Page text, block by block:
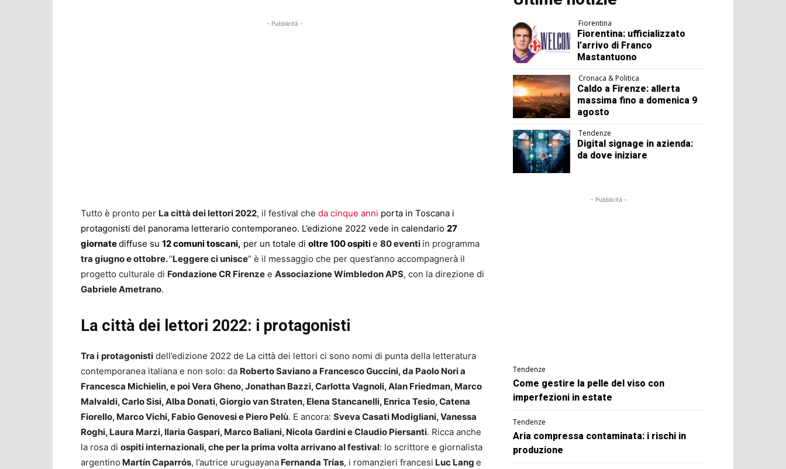
- Pubblicità -
Tutto è pronto per La città dei lettori 2022, il festival che da cinque anni porta in Toscana i
protagonisti del panorama letterario contemporaneo. L’edizione 2022 vede in calendario 27
giornatediffuse su 12 comuni toscani, per un totale di oltre 100 ospitie 80 eventi in programma
tra giugno e ottobre.“Leggere ci unisce” è il messaggio che per quest’anno accompagnerà il
progetto culturale di Fondazione CR Firenze e Associazione Wimbledon APS, con la direzione di
Gabriele Ametrano.
La città dei lettori 2022: i protagonisti
Tra i protagonisti dell’edizione 2022 de La città dei lettori ci sono nomi di punta della letteratura
contemporanea italiana e non solo: da Roberto Saviano a Francesco Guccini, da Paolo Nori a
Francesca Michielin, e poi Vera Gheno, Jonathan Bazzi, Carlotta Vagnoli, Alan Friedman, Marco
Malvaldi, Carlo Sisi, Alba Donati, Giorgio van Straten, Elena Stancanelli, Enrica Tesio, Catena
Fiorello, Marco Vichi, Fabio Genovesi e Piero Pelù. E ancora: Sveva Casati Modigliani, Vanessa
Roghi, Laura Marzi, Ilaria Gaspari, Marco Baliani, Nicola Gardini e Claudio Piersanti. Ricca anche
la rosa di ospiti internazionali, che per la prima volta arrivano al festival: lo scrittore e giornalista
argentino Martín Caparrós, l’autrice uruguayana Fernanda Trías, i romanzieri francesi Luc Lang e
Fiorentina
Fiorentina: ufficializzato
l’arrivo di Franco
Mastantuono
Cronaca & Politica
Caldo a Firenze: allerta
massima fino a domenica 9
agosto
Tendenze
Digital signage in azienda:
da dove iniziare
- Pubblicità -
Tendenze
Come gestire la pelle del viso con
imperfezioni in estate
Tendenze
Aria compressa contaminata: i rischi in
produzione